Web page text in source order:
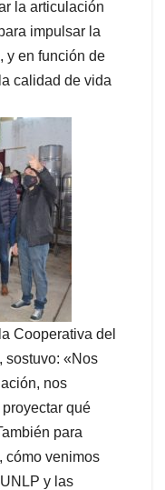
la articulación
impulsar la
y en función de
calidad de vida
Cooperativa del
sostuvo: «Nos
nos
qué
para
cómo venimos
y las